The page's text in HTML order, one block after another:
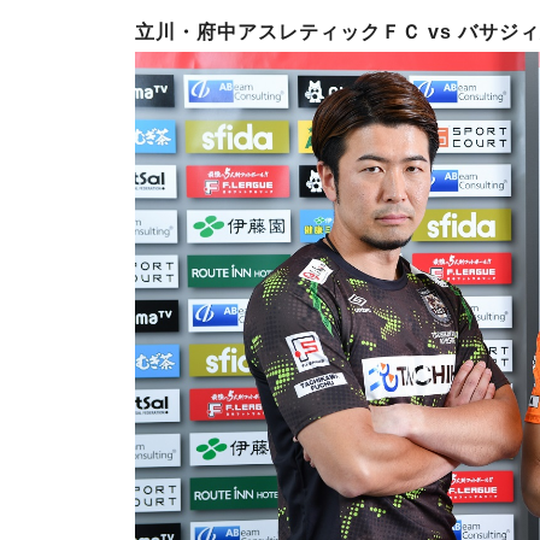
立川・府中アスレティックＦＣ vs バサジ